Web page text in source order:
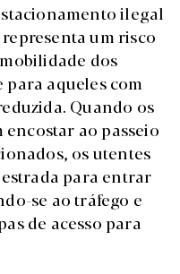
ilegal
um risco
dos
para aqueles com
Quando os
ao passeio
os utentes
estrada para entrar
se ao tráfego e
de acesso para